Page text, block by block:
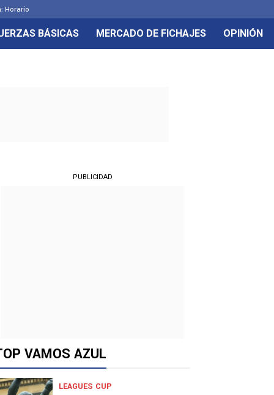
Horario
BÁSICAS MERCADO DE FICHAJES OPINIÓN
PUBLICIDAD
VAMOS AZUL
LEAGUES CUP